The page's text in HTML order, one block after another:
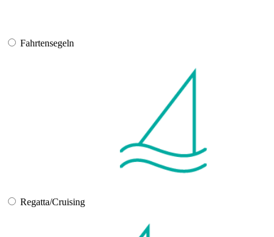
Fahrtensegeln
Regatta/Cruising